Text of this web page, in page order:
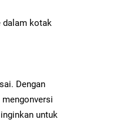
dalam kotak
Dengan
untuk